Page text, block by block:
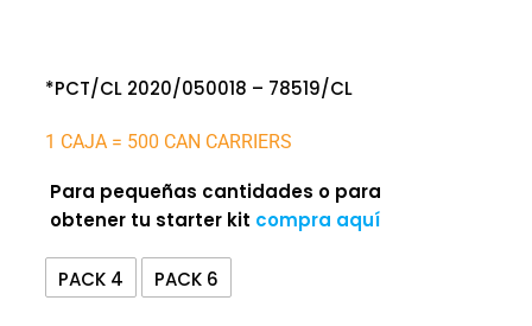
*PCT/CL 2020/050018 – 78519/CL
1 CAJA = 500 CAN CARRIERS
Para pequeñas cantidades o para
obtener tu starter kit compra aquí
PACK 4 PACK 6